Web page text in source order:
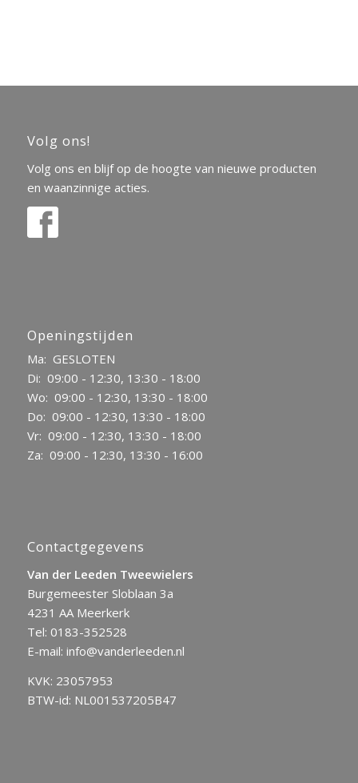
Volg ons!
Volg ons en blijf op de hoogte van nieuwe producten
en waanzinnige acties.
Openingstijden
Ma: GESLOTEN
Di: 09:00 - 12:30, 13:30 - 18:00
Wo: 09:00 - 12:30, 13:30 - 18:00
Do: 09:00 - 12:30, 13:30 - 18:00
Vr: 09:00 - 12:30, 13:30 - 18:00
Za: 09:00 - 12:30, 13:30 - 16:00
Contactgegevens
Van der Leeden Tweewielers
Burgemeester Sloblaan 3a
4231 AA Meerkerk
Tel: 0183-352528
E-mail: info@vanderleeden.nl
KVK: 23057953
BTW-id: NL001537205B47